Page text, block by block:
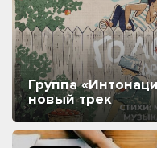
Группа
новый трек